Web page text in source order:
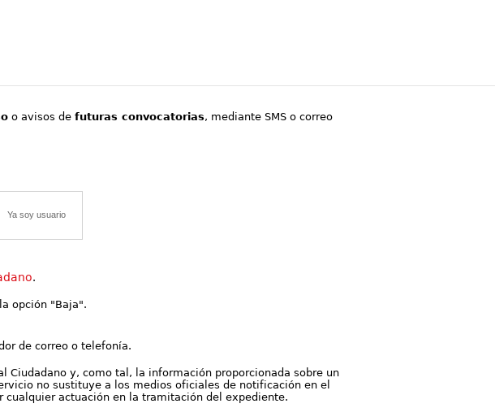
o avisos defuturas convocatorias, mediante SMS o correo
Ya soy usuario
.
opción "Baja".
de correo o telefonía.
y, como tal, la información proporcionada sobre un
no sustituye a los medios oficiales de notificación en el
actuación en la tramitación del expediente.